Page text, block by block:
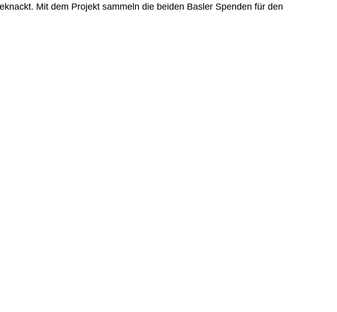
Mit dem Projekt sammeln die beiden Basler Spenden für den